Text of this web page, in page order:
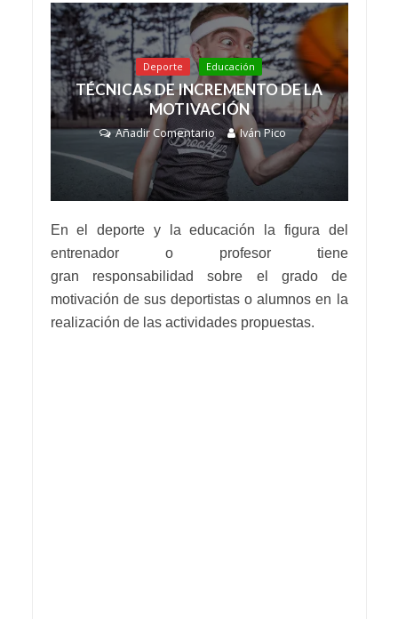
Deporte Educación
TÉCNICAS DE INCREMENTO DE LA
MOTIVACIÓN
Añadir Comentario Iván Pico
En el deporte y la educación la figura del
entrenador o profesor tiene
gran responsabilidad sobre el grado de
motivación de sus deportistas o alumnos en la
realización de las actividades propuestas.